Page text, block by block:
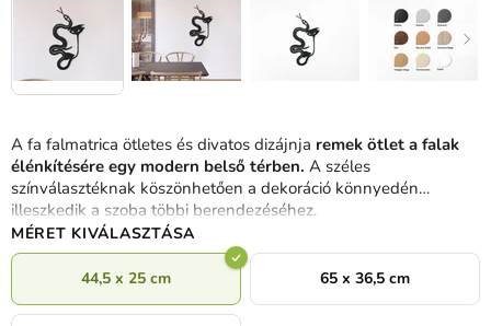
A fa falmatrica ötletes és divatos dizájnja remek ötlet a falak
élénkítésére egy modern belső térben. A széles
színválasztéknak köszönhetően a dekoráció könnyedén
illeszkedik a szoba többi berendezéséhez.
MÉRET KIVÁLASZTÁSA
44,5 x 25 cm 65 x 36,5 cm